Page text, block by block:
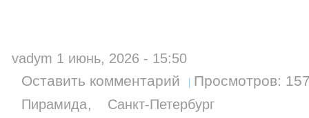
vadym 1 июнь, 2026 - 15:50
Оставить комментарий Просмотров:
Пирамида Санкт-Петербург